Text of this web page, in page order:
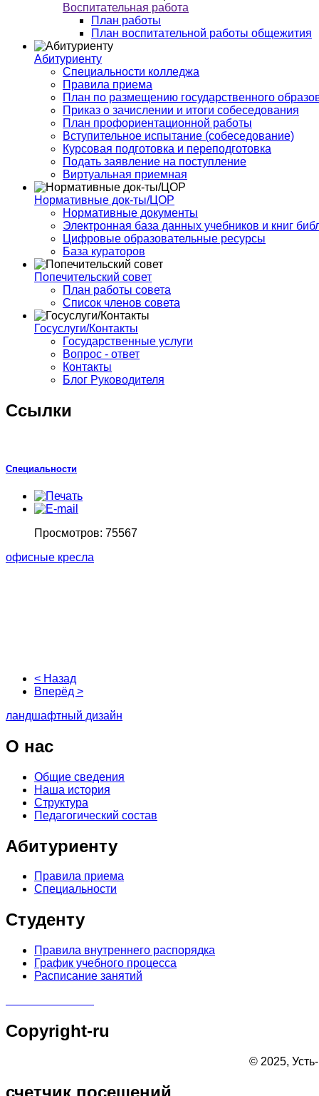
Воспитательная работа
План работы
План воспитательной работы общежития
Абитуриенту
Специальности колледжа
Правила приема
План по размещению государственного
Приказ о зачислении и итоги собеседования
План профориентационной работы
Вступительное испытание (собеседование)
Курсовая подготовка и переподготовка
Подать заявление на поступление
Виртуальная приемная
Нормативные док-ты/ЦОР
Нормативные документы
Электронная база данных учебников и книг
Цифровые образовательные ресурсы
База кураторов
Попечительский совет
План работы совета
Список членов совета
Госуслуги/Контакты
Государственные услуги
Вопрос - ответ
Контакты
Блог Руководителя
Ссылки
Специальности
Просмотров: 75567
офисные кресла
< Назад
Вперёд >
ландшафтный дизайн
О нас
Общие сведения
Наша история
Структура
Педагогический состав
Абитуриенту
Правила приема
Специальности
Студенту
Правила внутреннего распорядка
График учебного процесса
Расписание занятий
Copyright-ru
© 2025,
счетчик посещений